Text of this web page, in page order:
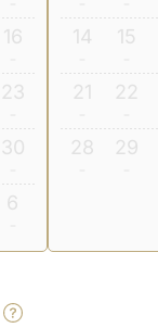
16
23
30
6
14 15
21 22
28 29